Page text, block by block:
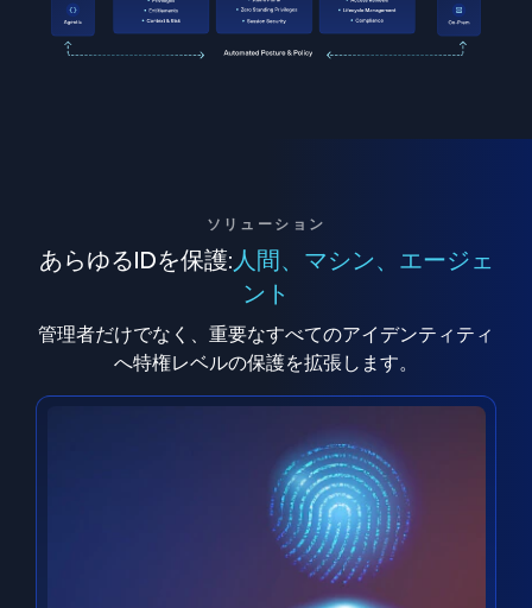
ソリューション
あらゆるIDを保護: 人間、マシン、エージェ
ント
管理者だけでなく、重要なすべてのアイデンティティ
へ特権レベルの保護を拡張します。